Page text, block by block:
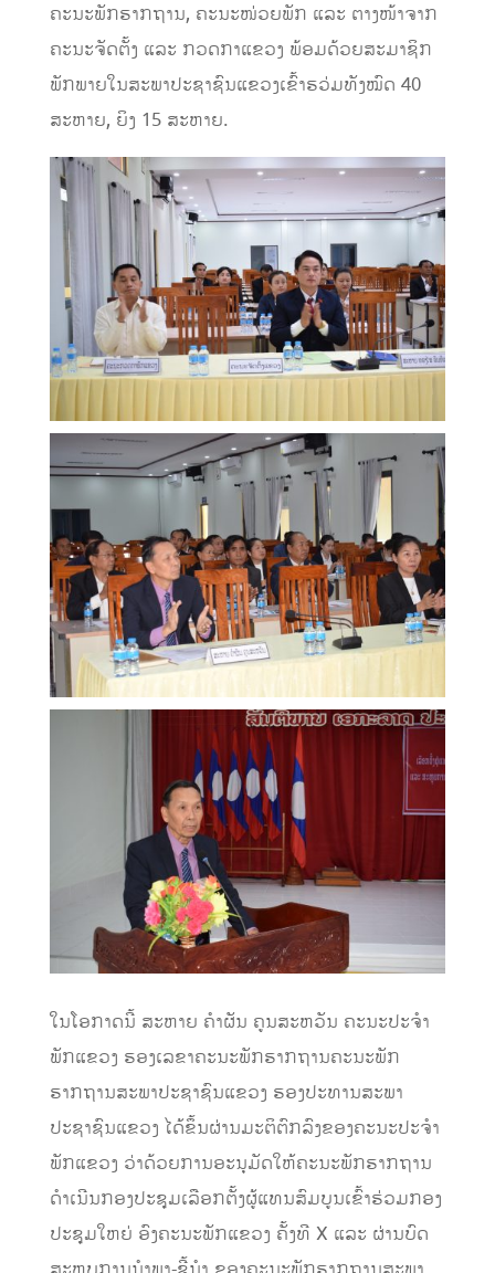
ຄະນະພັກຮາກຖານ, ຄະນະໜ່ວຍພັກ ແລະ ຕາງໜ້າຈາກ
ຄະນະຈັດຕັ້ງ ແລະ ກວດກາແຂວງ ພ້ອມດ້ວຍສະມາຊິກ
ພັກພາຍໃນສະພາປະຊາຊົນແຂວງເຂົ້າຮວ່ມທັງໝົດ 40
ສະຫາຍ, ຍິງ 15 ສະຫາຍ.
ໃນໂອກາດນີ້ ສະຫາຍ ຄຳຜັນ ຄູນສະຫວັນ ຄະນະປະຈຳ
ພັກແຂວງ ຮອງເລຂາຄະນະພັກຮາກຖານຄະນະພັກ
ຮາກຖານສະພາປະຊາຊົນແຂວງ ຮອງປະທານສະພາ
ປະຊາຊົນແຂວງ ໄດ້ຂຶ້ນຜ່ານມະຕິຕົກລົງຂອງຄະນະປະຈຳ
ພັກແຂວງ ວ່າດ້ວຍການອະນຸມັດໃຫ້ຄະນະພັກຮາກຖານ
ດຳເນີນກອງປະຊຸມເລືອກຕັ້ງຜູ້ແທນສົມບູນເຂົ້າຮ່ວມກອງ
ປະຊຸມໃຫຍ່ ອົງຄະນະພັກແຂວງ ຄັ້ງທີ X ແລະ ຜ່ານບົດ